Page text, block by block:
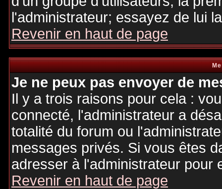
l'administrateur; essayez de lui
Revenir en haut de page
Je ne peux pas envoyer de
Il y a trois raisons pour cela :
connecté, l'administrateur a
totalité du forum ou
messages privés. Si vous êtes
adresser à l'administrateur pour
Revenir en haut de page